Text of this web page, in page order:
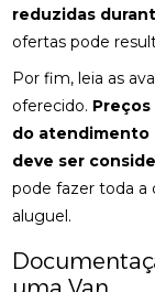
reduzidas
ofertas pode
Por fim, leia as
oferecido.
do atendimento
deve ser
pode fazer toda a
aluguel.